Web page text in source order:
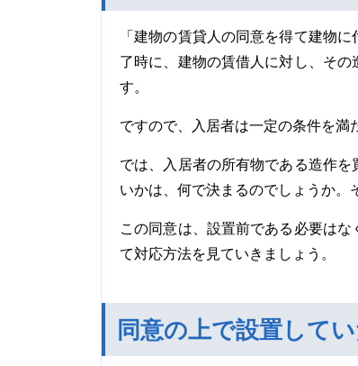
「建物の賃貸人の同意を得て建物
了時に、建物の賃借人に対し、そ
す。
ですので、入居者は一定の条件を満
では、入居者の所有物である造作
いかは、何で決まるのでしょうか。
この同意は、設置前である必要は
て対応方法を見ていきましょう。
同意の上で設置して